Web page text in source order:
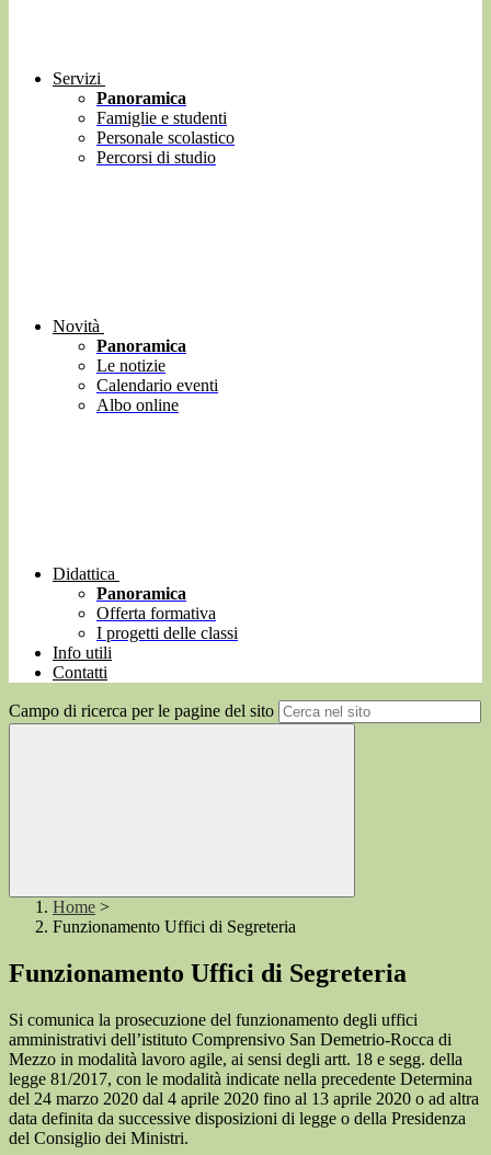
Servizi
Panoramica
Famiglie e studenti
Personale scolastico
Percorsi di studio
Novità
Panoramica
Le notizie
Calendario eventi
Albo online
Didattica
Panoramica
Offerta formativa
I progetti delle classi
Info utili
Contatti
Campo di ricerca per le pagine del sito
Home >
Funzionamento Uffici di Segreteria
Funzionamento Uffici di Segreteria
Si comunica la prosecuzione del funzionamento degli uffici
amministrativi dell’istituto Comprensivo San Demetrio-Rocca di
Mezzo in modalità lavoro agile, ai sensi degli artt. 18 e segg. della
legge 81/2017, con le modalità indicate nella precedente Determina
del 24 marzo 2020 dal 4 aprile 2020 fino al 13 aprile 2020 o ad altra
data definita da successive disposizioni di legge o della Presidenza
del Consiglio dei Ministri.